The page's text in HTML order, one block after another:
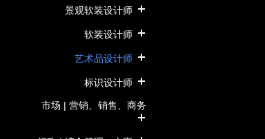
景观软装设计师
软装设计师
艺术品设计师
标识设计师
市场 | 营销、销售、商务